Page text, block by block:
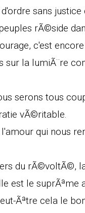
sans justice
rÃ©side
c'est
sur la lumiÃ¨re
serons tous
vÃ©ritable.
l'amour qui nous
du rÃ©voltÃ©,
est le suprÃªme
Ãªtre cela le